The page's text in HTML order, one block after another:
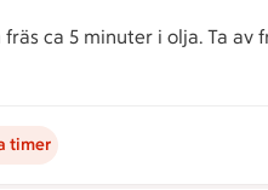
ca 5 minuter i olja. Ta av
timer